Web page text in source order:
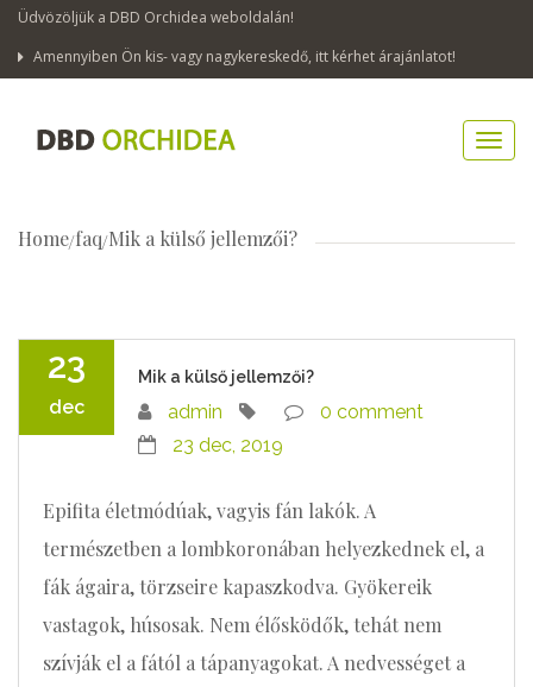
Üdvözöljük a DBD Orchidea weboldalán!
Amennyiben Ön kis- vagy nagykereskedő, itt kérhet árajánlatot!
Home faq Mik a külső jellemzői?
23
dec
Mik a külső jellemzői?
admin
0 comment
23 dec, 2019
Epifita életmódúak, vagyis fán lakók. A
természetben a lombkoronában helyezkednek el, a
fák ágaira, törzseire kapaszkodva. Gyökereik
vastagok, húsosak. Nem élősködők, tehát nem
szívják el a fától a tápanyagokat. A nedvességet a